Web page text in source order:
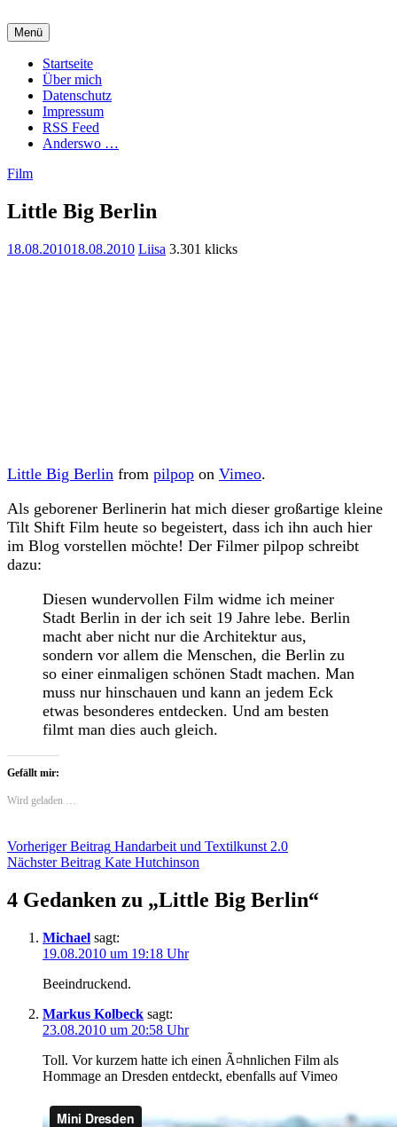
Inhalt
springen
Charming Quark
Menü
Startseite
Über mich
Datenschutz
Impressum
RSS Feed
Anderswo …
Film
Little Big Berlin
18.08.201018.08.2010 Liisa 3.301 klicks
Little Big Berlin from pilpop on Vimeo.
Als geborener Berlinerin hat mich dieser großartige kleine
Tilt Shift Film heute so begeistert, dass ich ihn auch hier
im Blog vorstellen möchte! Der Filmer pilpop schreibt
dazu:
Diesen wundervollen Film widme ich meiner
Stadt Berlin in der ich seit 19 Jahre lebe. Berlin
macht aber nicht nur die Architektur aus,
sondern vor allem die Menschen, die Berlin zu
so einer einmaligen schönen Stadt machen. Man
muss nur hinschauen und kann an jedem Eck
etwas besonderes entdecken. Und am besten
filmt man dies auch gleich.
Gefällt mir:
Wird geladen …
Beitragsnavigation
Vorheriger Beitrag Handarbeit und Textilkunst 2.0
Nächster Beitrag Kate Hutchinson
4 Gedanken zu „Little Big Berlin“
Michael sagt:
19.08.2010 um 19:18 Uhr
Beeindruckend.
Markus Kolbeck sagt:
23.08.2010 um 20:58 Uhr
Toll. Vor kurzem hatte ich einen Ã¤hnlichen Film als
Hommage an Dresden entdeckt, ebenfalls auf Vimeo